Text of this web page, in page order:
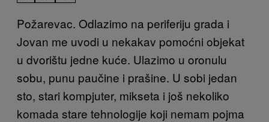
Požarevac. Odlazimo na periferiju grada i
Jovan me uvodi u nekakav pomoćni objekat
u dvorištu jedne kuće. Ulazimo u oronulu
sobu, punu paučine i prašine. U sobi jedan
sto, stari kompjuter, mikseta i još nekoliko
komada stare tehnologije koji nemam pojma